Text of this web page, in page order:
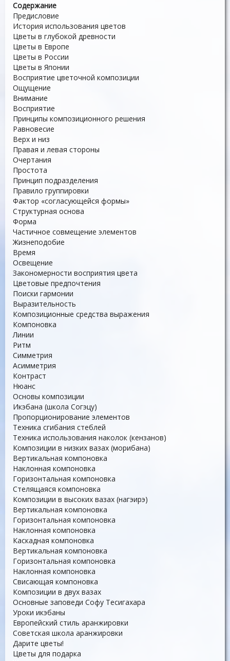
Содержание
Предисловие
История использования цветов
Цветы в глубокой древности
Цветы в Европе
Цветы в России
Цветы в Японии
Восприятие цветочной композиции
Ощущение
Внимание
Восприятие
Принципы композиционного решения
Равновесие
Верх и низ
Правая и левая стороны
Очертания
Простота
Принцип подразделения
Правило группировки
Фактор «согласующейся формы»
Структурная основа
Форма
Частичное совмещение элементов
Жизнеподобие
Время
Освещение
Закономерности восприятия цвета
Цветовые предпочтения
Поиски гармонии
Выразительность
Композиционные средства выражения
Компоновка
Линии
Ритм
Симметрия
Асимметрия
Контраст
Нюанс
Основы композиции
Икэбана (школа Согэцу)
Пропорционирование элементов
Техника сгибания стеблей
Техника использования наколок (кензанов)
Композиции в низких вазах (морибана)
Вертикальная компоновка
Наклонная компоновка
Горизонтальная компоновка
Стелящаяся компоновка
Композиции в высоких вазах (нагэирэ)
Вертикальная компоновка
Горизонтальная компоновка
Наклонная компоновка
Каскадная компоновка
Вертикальная компоновка
Горизонтальная компоновка
Наклонная компоновка
Свисающая компоновка
Композиции в двух вазах
Основные заповеди Софу Тесигахара
Уроки икэбаны
Европейский стиль аранжировки
Советская школа аранжировки
Дарите цветы!
Цветы для подарка